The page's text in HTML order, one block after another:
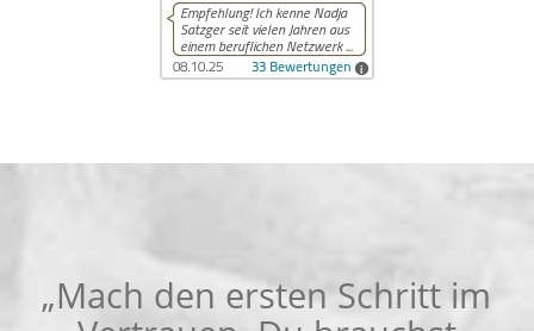
„Mach den ersten Schritt im